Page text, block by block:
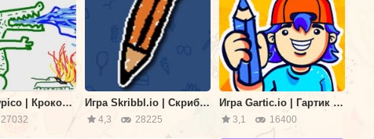
Игра Drawpico | Крокодил Онлайн
27032
Игра Skribbl.io | Скрибл ио
4,3 28225
Игра Gartic.io | Гартик ио
3,1 16400